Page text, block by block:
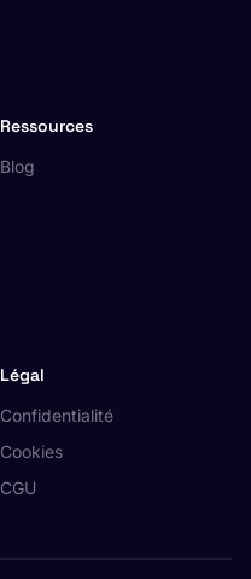
Ressources
Blog
Légal
Confidentialité
Cookies
CGU